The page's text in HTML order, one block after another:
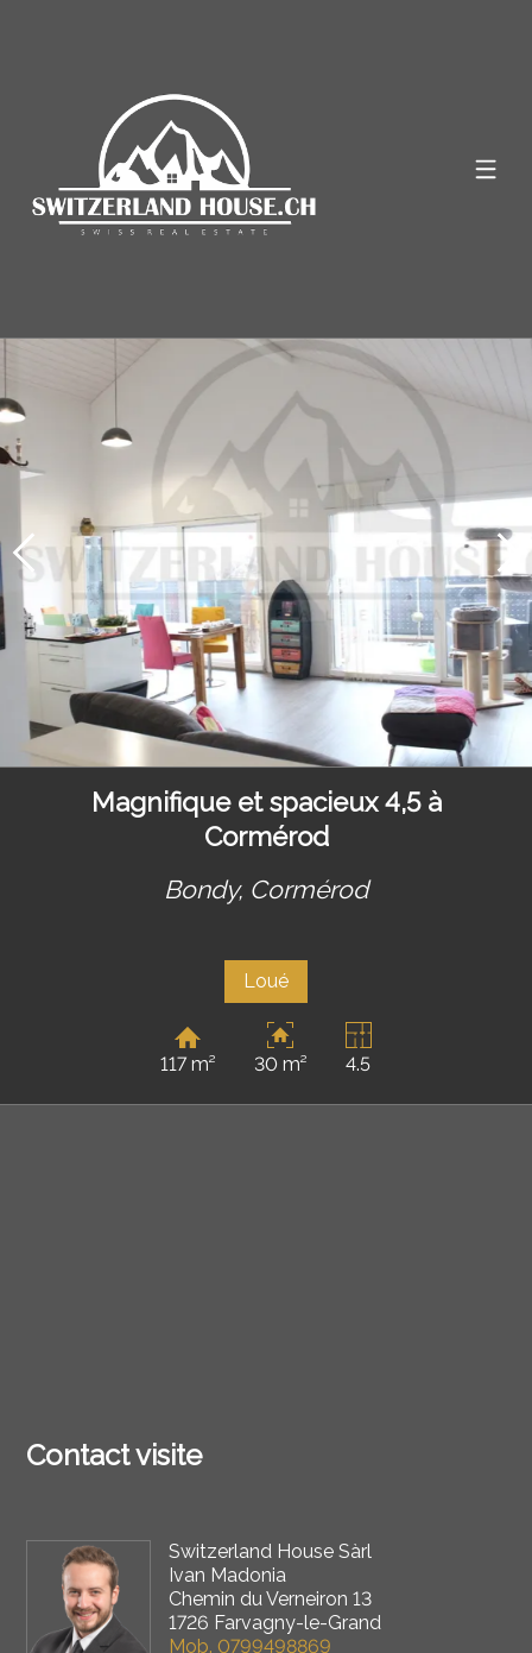
Magnifique et spacieux 4,5 à
Cormérod
Bondy, Cormérod
Loué
117 m² 30 m² 4.5
Contact visite
Switzerland House Sàrl
Ivan Madonia
Chemin du Verneiron 13
1726 Farvagny-le-Grand
Mob. 0799498869